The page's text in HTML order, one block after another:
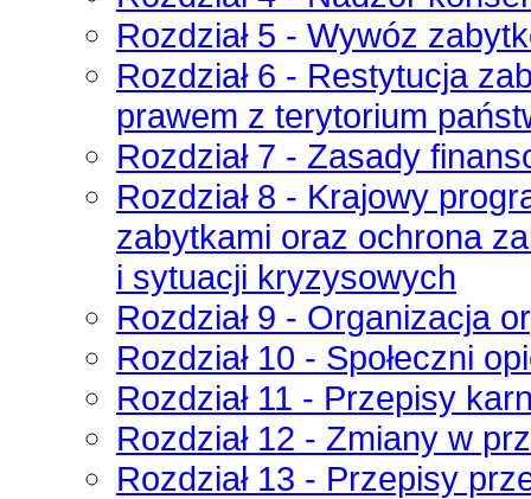
Rozdział 5 - Wywóz
Rozdział 6 - Restytucja
prawem z terytorium
Rozdział 7 - Zasady
Rozdział 8 - Krajowy
zabytkami oraz ochrona
i sytuacji kryzysowych
Rozdział 9 - Organizacja
Rozdział 10 - Społeczni
Rozdział 11 - Przepisy
Rozdział 12 - Zmiany w
Rozdział 13 - Przepisy